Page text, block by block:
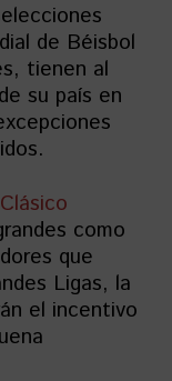
de Béisbol
tienen al
su país en
Clásico
como
que
Ligas, la
el incentivo